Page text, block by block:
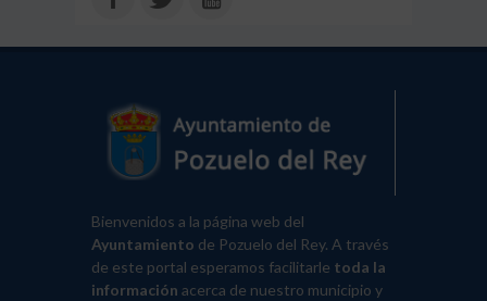
Bienvenidos a la página web del
Ayuntamiento de Pozuelo del Rey. A través
de este portal esperamos facilitarle toda la
información acerca de nuestro municipio y